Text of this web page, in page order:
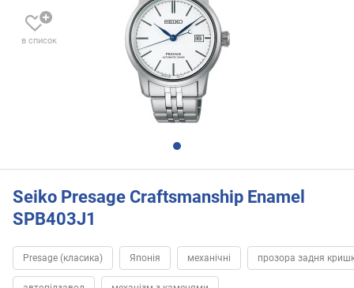
в список
Seiko Presage Craftsmanship Enamel
SPB403J1
Presage (класика) Японія механічні прозора задня